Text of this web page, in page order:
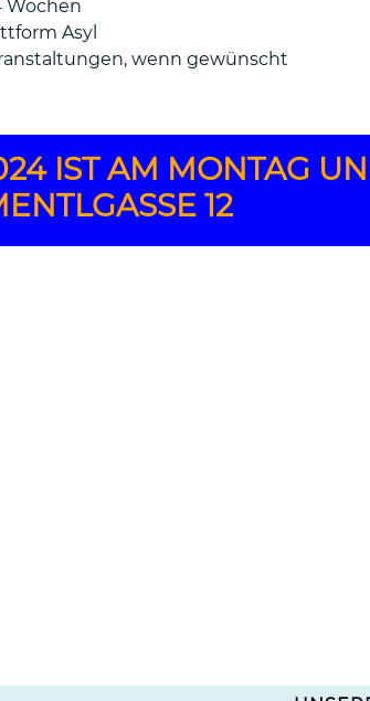
Wochen
Asyl
wenn gewünscht
IST AM MONTAG
12